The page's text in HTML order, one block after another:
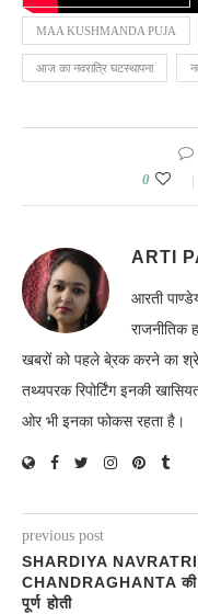
MAA KUSHMANDA PUJA
आज का नवरात्रि घटस्थापना
0
ARTI
आरती
राजनीतिक
खबरों को पहले बे्रक करने का
तथ्यपरक रिपोर्टिंग इनकी
ओर भी इनका फोकस रहता है।
previous post
SHARDIYA
CHANDRAGHANTA की
पूर्ण होती